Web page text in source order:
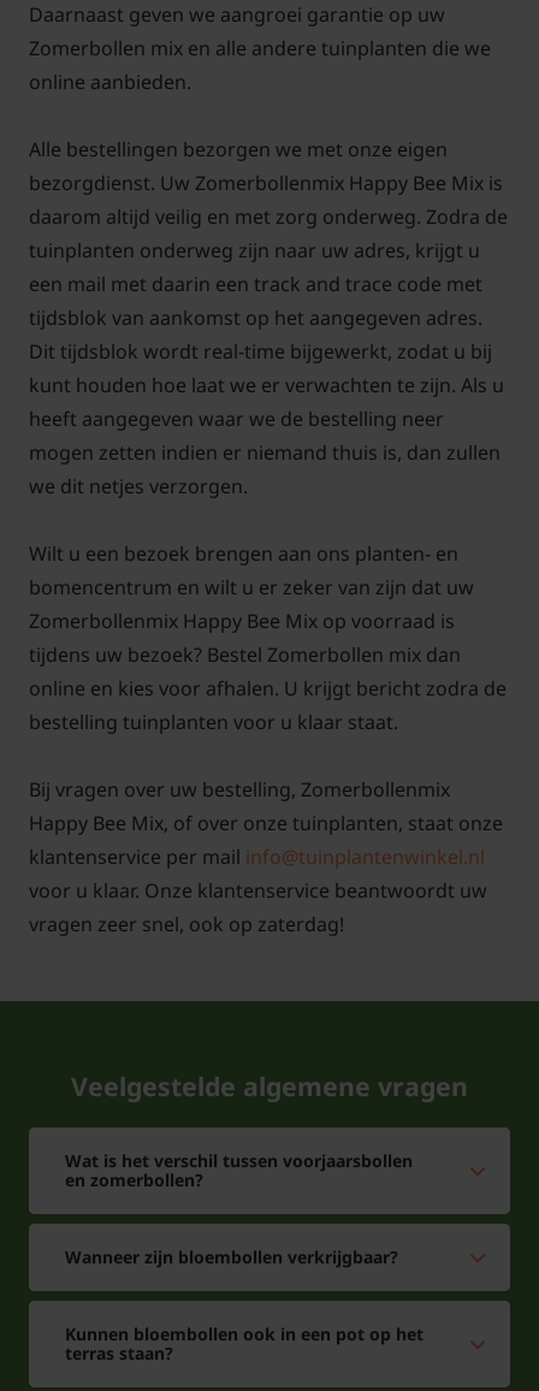
snoeien en onderhouden
Daarnaast geven we aangroei garantie op uw
Zomerbollen mix en alle andere tuinplanten die we
online aanbieden.
Alle bestellingen bezorgen we met onze eigen
bezorgdienst. Uw Zomerbollenmix Happy Bee Mix is
daarom altijd veilig en met zorg onderweg. Zodra de
tuinplanten onderweg zijn naar uw adres, krijgt u
een mail met daarin een track and trace code met
tijdsblok van aankomst op het aangegeven adres.
Dit tijdsblok wordt real-time bijgewerkt, zodat u bij
kunt houden hoe laat we er verwachten te zijn. Als u
heeft aangegeven waar we de bestelling neer
mogen zetten indien er niemand thuis is, dan zullen
we dit netjes verzorgen.
Wilt u een bezoek brengen aan ons planten- en
bomencentrum en wilt u er zeker van zijn dat uw
Zomerbollenmix Happy Bee Mix op voorraad is
tijdens uw bezoek? Bestel Zomerbollen mix dan
online en kies voor afhalen. U krijgt bericht zodra de
bestelling tuinplanten voor u klaar staat.
Bij vragen over uw bestelling, Zomerbollenmix
Happy Bee Mix, of over onze tuinplanten, staat onze
klantenservice per mail info@tuinplantenwinkel.nl
voor u klaar. Onze klantenservice beantwoordt uw
vragen zeer snel, ook op zaterdag!
Veelgestelde algemene vragen
Wat is het verschil tussen voorjaarsbollen
en zomerbollen?
Wanneer zijn bloembollen verkrijgbaar?
Kunnen bloembollen ook in een pot op het
terras staan?